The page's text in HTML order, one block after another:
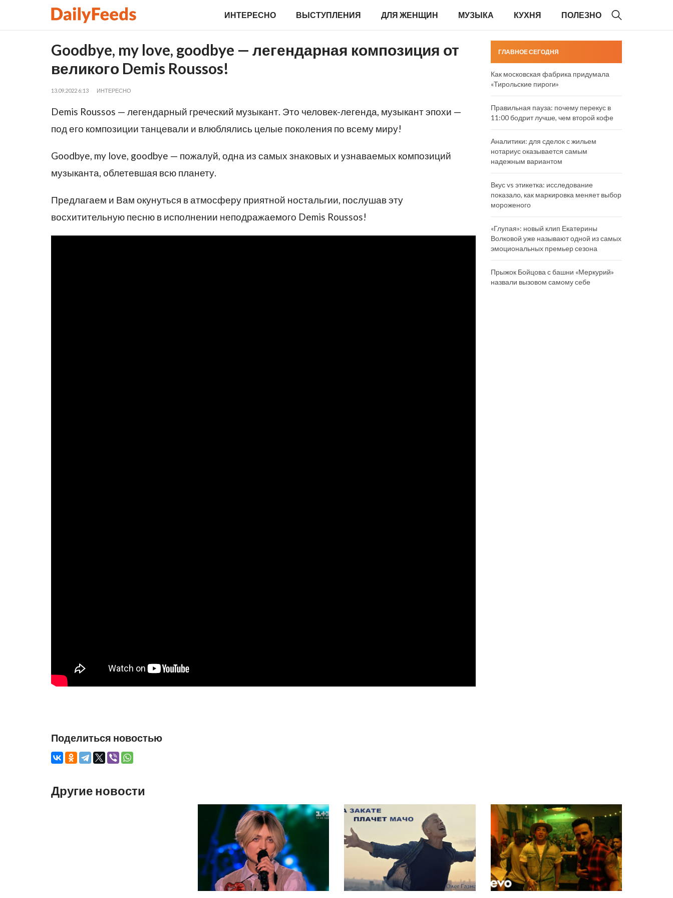
ИНТЕРЕСНО ВЫСТУПЛЕНИЯ ДЛЯ ЖЕНЩИН МУЗЫКА КУХНЯ ПОЛЕЗНО
Goodbye, my love, goodbye — легендарная композиция от
великого Demis Roussos!
13.09.2022 6:13 ИНТЕРЕСНО
Demis Roussos — легендарный греческий музыкант. Это человек-легенда, музыкант эпохи —
под его композиции танцевали и влюблялись целые поколения по всему миру!
Goodbye, my love, goodbye — пожалуй, одна из самых знаковых и узнаваемых композиций
музыканта, облетевшая всю планету.
Предлагаем и Вам окунуться в атмосферу приятной ностальгии, послушав эту
восхитительную песню в исполнении неподражаемого Demis Roussos!
Поделиться новостью
ГЛАВНОЕ СЕГОДНЯ
Как московская фабрика придумала
«Тирольские пироги»
Правильная пауза: почему перекус в
11:00 бодрит лучше, чем второй кофе
Аналитики: для сделок с жильем
нотариус оказывается самым
надежным вариантом
Вкус vs этикетка: исследование
показало, как маркировка меняет выбор
мороженого
«Глупая»: новый клип Екатерины
Волковой уже называют одной из самых
эмоциональных премьер сезона
Прыжок Бойцова с башни «Меркурий»
назвали вызовом самому себе
Другие новости